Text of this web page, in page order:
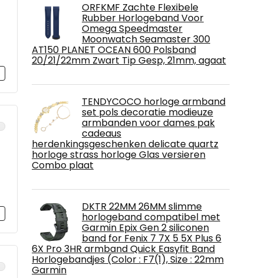
ORFKMF Zachte Flexibele
Rubber Horlogeband Voor
Omega Speedmaster
Moonwatch Seamaster 300
AT150 PLANET OCEAN 600 Polsband
20/21/22mm Zwart Tip Gesp, 21mm, agaat
TENDYCOCO horloge armband
set pols decoratie modieuze
armbanden voor dames pak
cadeaus
herdenkingsgeschenken delicate quartz
horloge strass horloge Glas versieren
Combo plaat
DKTR 22MM 26MM slimme
horlogeband compatibel met
Garmin Epix Gen 2 siliconen
band for Fenix ​​7 7X 5 5X Plus 6
6X Pro 3HR armband Quick Easyfit Band
Horlogebandjes (Color : F7(1), Size : 22mm
Garmin